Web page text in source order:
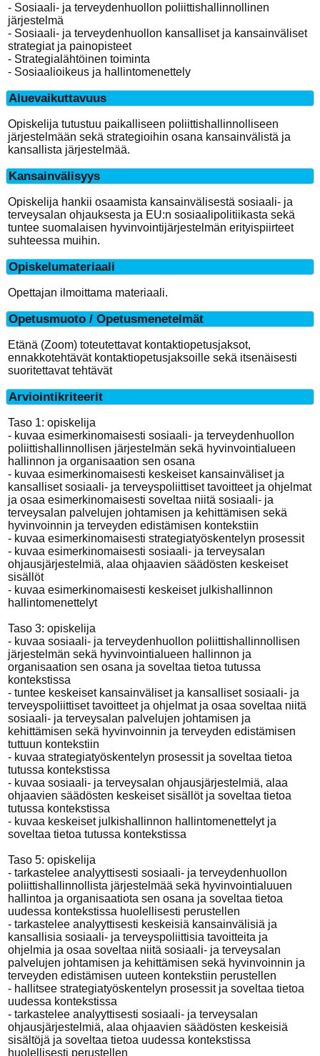
- Sosiaali- ja terveydenhuollon poliittishallinnollinen
järjestelmä
- Sosiaali- ja terveydenhuollon kansalliset ja kansainväliset
strategiat ja painopisteet
- Strategialähtöinen toiminta
- Sosiaalioikeus ja hallintomenettely
Aluevaikuttavuus
Opiskelija tutustuu paikalliseen poliittishallinnolliseen
järjestelmään sekä strategioihin osana kansainvälistä ja
kansallista järjestelmää.
Kansainvälisyys
Opiskelija hankii osaamista kansainvälisestä sosiaali- ja
terveysalan ohjauksesta ja EU:n sosiaalipolitiikasta sekä
tuntee suomalaisen hyvinvointijärjestelmän erityispiirteet
suhteessa muihin.
Opiskelumateriaali
Opettajan ilmoittama materiaali.
Opetusmuoto / Opetusmenetelmät
Etänä (Zoom) toteutettavat kontaktiopetusjaksot,
ennakkotehtävät kontaktiopetusjaksoille sekä itsenäisesti
suoritettavat tehtävät
Arviointikriteerit
Taso 1: opiskelija
- kuvaa esimerkinomaisesti sosiaali- ja terveydenhuollon
poliittishallinnollisen järjestelmän sekä hyvinvointialueen
hallinnon ja organisaation sen osana
- kuvaa esimerkinomaisesti keskeiset kansainväliset ja
kansalliset sosiaali- ja terveyspoliittiset tavoitteet ja ohjelmat
ja osaa esimerkinomaisesti soveltaa niitä sosiaali- ja
terveysalan palvelujen johtamisen ja kehittämisen sekä
hyvinvoinnin ja terveyden edistämisen kontekstiin
- kuvaa esimerkinomaisesti strategiatyöskentelyn prosessit
- kuvaa esimerkinomaisesti sosiaali- ja terveysalan
ohjausjärjestelmiä, alaa ohjaavien säädösten keskeiset
sisällöt
- kuvaa esimerkinomaisesti keskeiset julkishallinnon
hallintomenettelyt
Taso 3: opiskelija
- kuvaa sosiaali- ja terveydenhuollon poliittishallinnollisen
järjestelmän sekä hyvinvointialueen hallinnon ja
organisaation sen osana ja soveltaa tietoa tutussa
kontekstissa
- tuntee keskeiset kansainväliset ja kansalliset sosiaali- ja
terveyspoliittiset tavoitteet ja ohjelmat ja osaa soveltaa niitä
sosiaali- ja terveysalan palvelujen johtamisen ja
kehittämisen sekä hyvinvoinnin ja terveyden edistämisen
tuttuun kontekstiin
- kuvaa strategiatyöskentelyn prosessit ja soveltaa tietoa
tutussa kontekstissa
- kuvaa sosiaali- ja terveysalan ohjausjärjestelmiä, alaa
ohjaavien säädösten keskeiset sisällöt ja soveltaa tietoa
tutussa kontekstissa
- kuvaa keskeiset julkishallinnon hallintomenettelyt ja
soveltaa tietoa tutussa kontekstissa
Taso 5: opiskelija
- tarkastelee analyyttisesti sosiaali- ja terveydenhuollon
poliittishallinnollista järjestelmää sekä hyvinvointialuuen
hallintoa ja organisaatiota sen osana ja soveltaa tietoa
uudessa kontekstissa huolellisesti perustellen
- tarkastelee analyyttisesti keskeisiä kansainvälisiä ja
kansallisia sosiaali- ja terveyspoliittisia tavoitteita ja
ohjelmia ja osaa soveltaa niitä sosiaali- ja terveysalan
palvelujen johtamisen ja kehittämisen sekä hyvinvoinnin ja
terveyden edistämisen uuteen kontekstiin perustellen
- hallitsee strategiatyöskentelyn prosessit ja soveltaa tietoa
uudessa kontekstissa
- tarkastelee analyyttisesti sosiaali- ja terveysalan
ohjausjärjestelmiä, alaa ohjaavien säädösten keskeisiä
sisältöjä ja soveltaa tietoa uudessa kontekstissa
huolellisesti perustellen